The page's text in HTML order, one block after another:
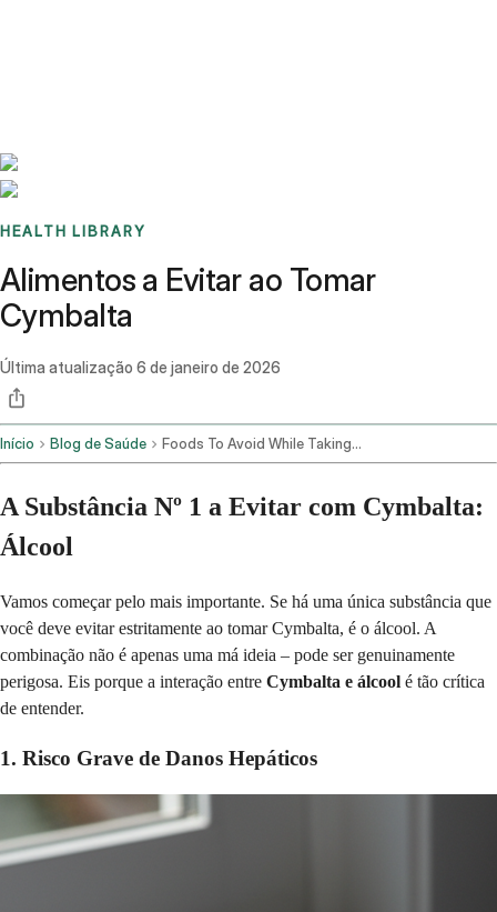
HEALTH LIBRARY
Alimentos a Evitar ao Tomar
Cymbalta
Última atualização 6 de janeiro de 2026
Início Blog de Saúde Foods To Avoid While Taking Cymbalta
A Substância Nº 1 a Evitar com Cymbalta:
Álcool
Vamos começar pelo mais importante. Se há uma única substância que
você deve evitar estritamente ao tomar Cymbalta, é o álcool. A
combinação não é apenas uma má ideia – pode ser genuinamente
perigosa. Eis porque a interação entre Cymbalta e álcool é tão crítica
de entender.
1. Risco Grave de Danos Hepáticos